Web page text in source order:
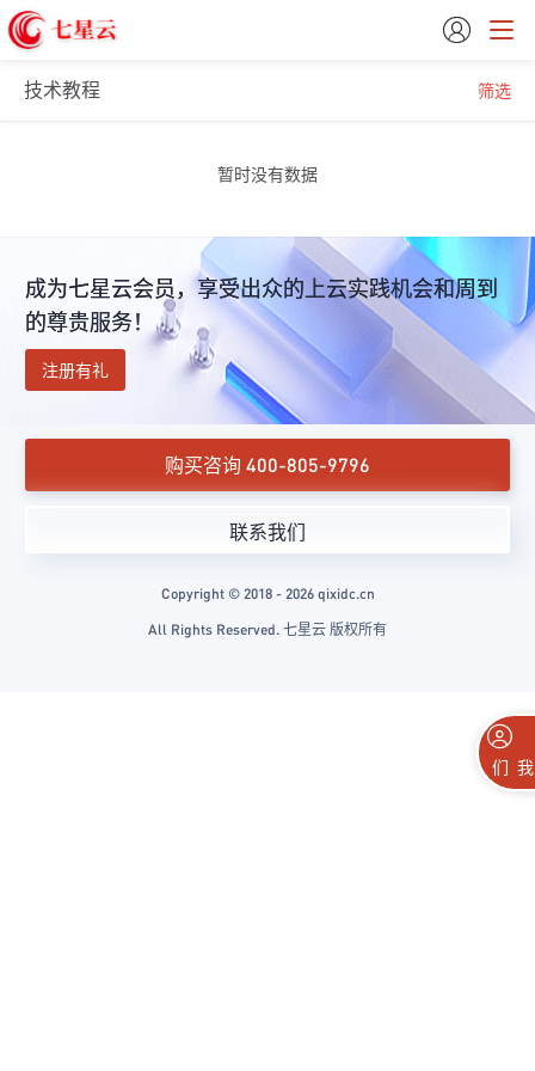

技术教程 筛选
暂时没有数据
成为七星云会员，享受出众的上云实践机会和周到
的尊贵服务！
注册有礼
购买咨询 400-805-9796
联系我们
Copyright © 2018 - 2026 qixidc.cn
All Rights Reserved. 七星云 版权所有
联系我们